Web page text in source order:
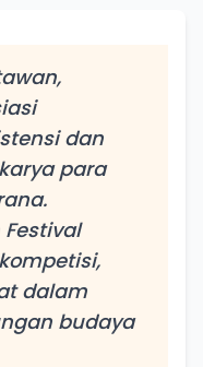
dan
para
dalam
budaya